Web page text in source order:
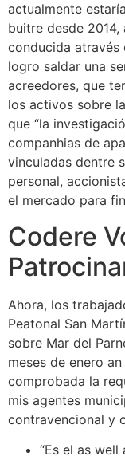
actualmente
buitre desde
conducida através
logro saldar una
acreedores, que
los activos sobre
que “la
companhias de
vinculadas dentre
personal,
el mercado para
Codere
Ahora, los
Peatonal San
sobre Mar del
meses de enero
comprobada la
mis agentes
contravencional y
“Es el as